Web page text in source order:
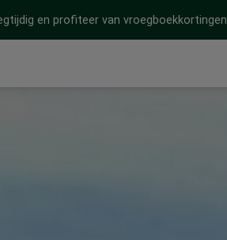
en profiteer van vroegboekkortingen